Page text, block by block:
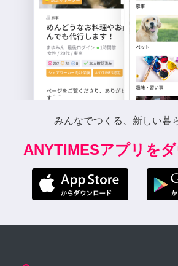
みんなでつくる、新しい暮
ANYTIMESアプリを